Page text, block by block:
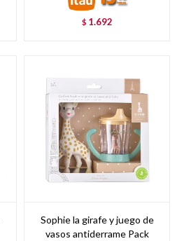
$ 1.692
Sophie la girafe y juego de
vasos antiderrame Pack